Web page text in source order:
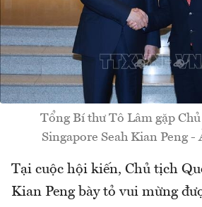
Tổng Bí thư Tô Lâm gặp
Singapore Seah Kian Peng
Tại cuộc hội kiến, Chủ tịch
Kian Peng bày tỏ vui mừng